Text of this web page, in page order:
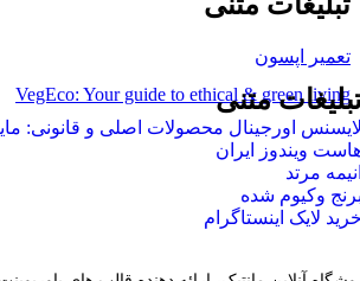
تعمیر اپسون
VegEco: Your guide to ethical & green living
متنی
اورجینال محصولات اصلی و قانونی:
ویندوز ایران
مرتد
وکیوم شده
لایک اینستاگرام